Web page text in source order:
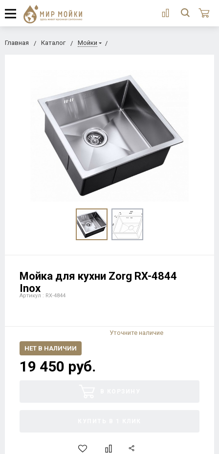
Главная Каталог Мойки
Мойка для кухни Zorg RX-4844
Inox
Артикул : RX-4844
Уточните наличие
НЕТ В НАЛИЧИИ
19 450 руб.